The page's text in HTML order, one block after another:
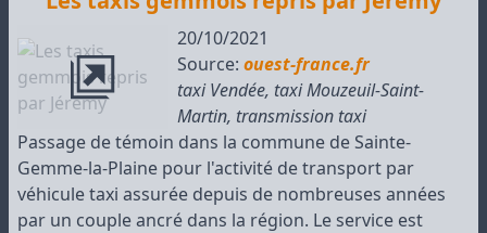
20/10/2021
Source: ouest-france.fr
taxi Vendée, taxi Mouzeuil-Saint-
Martin, transmission taxi
Passage de témoin dans la commune de Sainte-
Gemme-la-Plaine pour l'activité de transport par
véhicule taxi assurée depuis de nombreuses années
par un couple ancré dans la région. Le service est